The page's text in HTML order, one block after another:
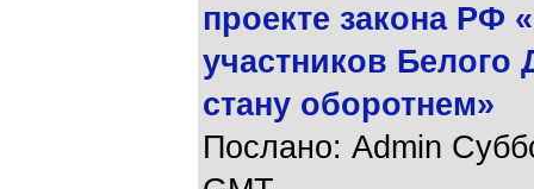
проекте закона РФ
участников Белого
стану оборотнем»
Послано: Admin